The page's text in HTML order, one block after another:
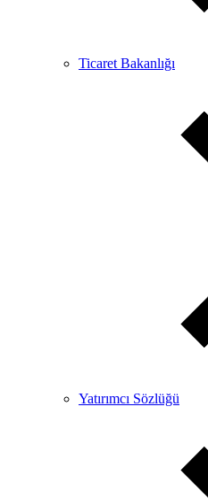
Ticaret Bakanlığı
Yatırımcı Sözlüğü